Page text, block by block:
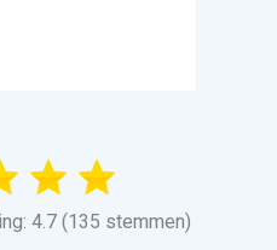
4.7 (135 stemmen)